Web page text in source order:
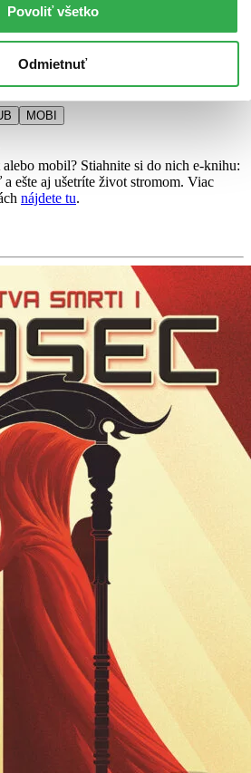
Povoliť všetko
Odmietnuť
aktuálne na sklade, máme však už iba
chcete mať rýchlo, ponáhľajte sa!
trvať dlhšie, zvyčajne do piatich dní.
MOBI
mobil? Stiahnite si do nich e-knihu:
ešte aj ušetríte život stromom. Viac
nájdete tu.